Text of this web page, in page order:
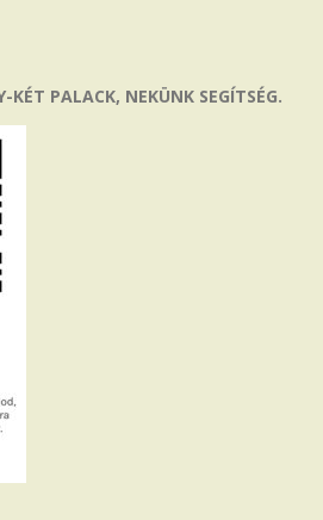
KÉT PALACK, NEKÜNK SEGÍTSÉG.